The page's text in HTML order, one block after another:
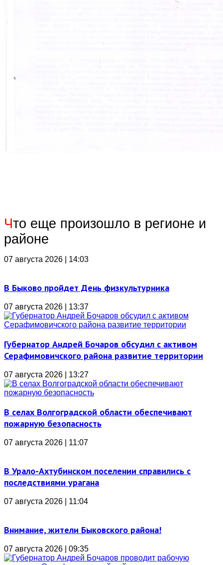
Что еще произошло в регионе и
районе
07 августа 2026 | 14:03
В Быково пройдет День физкультурника
07 августа 2026 | 13:37
Губернатор Андрей Бочаров обсудил с активом
Серафимовичского района развитие территории
07 августа 2026 | 13:27
В селах Волгоградской области обеспечивают
пожарную безопасность
07 августа 2026 | 11:07
В Урало-Ахтубинском поселении справились с
последствиями урагана
07 августа 2026 | 11:04
Внимание, жители Быковского района!
07 августа 2026 | 09:35